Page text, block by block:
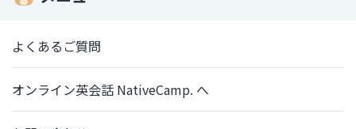
よくあるご質問
オンライン英会話 NativeCamp. へ